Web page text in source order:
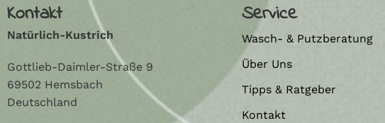
Kontakt
Natürlich-Kustrich
Gottlieb-Daimler-Straße 9
69502 Hemsbach
Deutschland
Service
Wasch- & Putzberatung
Über Uns
Tipps & Ratgeber
Kontakt